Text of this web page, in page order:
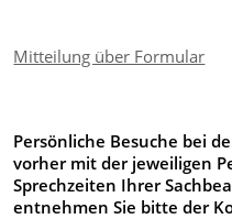
Mitteilung über Formular
Persönliche Besuche bei
vorher mit der jeweiligen
Sprechzeiten Ihrer
entnehmen Sie bitte der